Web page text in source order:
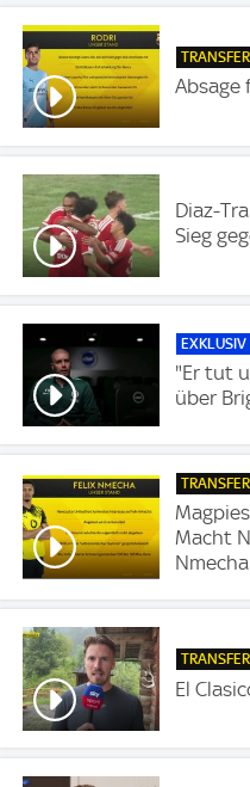
TRANSFER
Absage
Diaz-
Sieg
EXKLUSIV
"Er tut
über
TRANSFER
Macht
TRANSFER
El